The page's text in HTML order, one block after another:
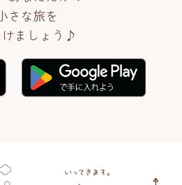
さな旅を
けましょう♪